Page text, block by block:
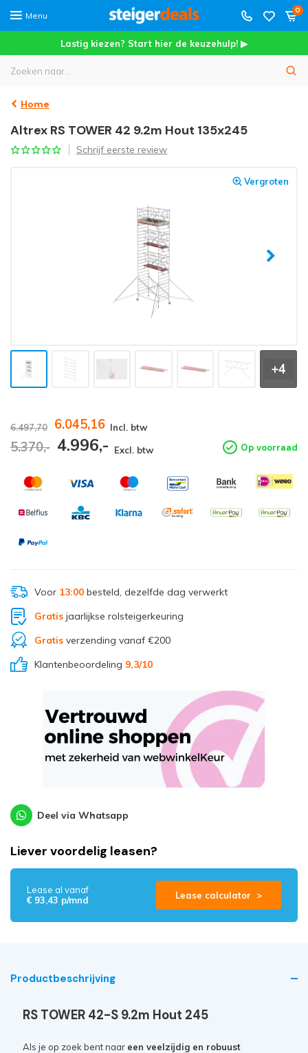
Menu
0
Lastig kiezen? Start hier de keuzehulp! ▶
Home
Altrex RS TOWER 42 9.2m Hout 135x245
Schrijf eerste review
Vergroten
+4
6.497,70 6.045,16 Incl. btw
5.370,- 4.996,- Excl. btw Op voorraad
Voor 13:00besteld, dezelfde dag verwerkt
Gratisjaarlijkse rolsteigerkeuring
Gratisverzending vanaf €200
Klantenbeoordeling 9,3/10
Deel via Whatsapp
Liever voordelig leasen?
Lease al vanaf
€ 93,43 p/mnd
Lease calculator >
Productbeschrijving
RS TOWER 42-S 9.2m Hout 245
Als je op zoek bent naar een veelzijdig en robuust